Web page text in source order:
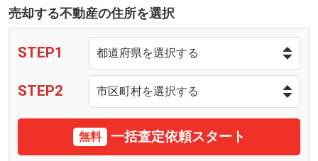
売却する不動産の住所を選択
STEP1
STEP2
無料 一括査定依頼スタート